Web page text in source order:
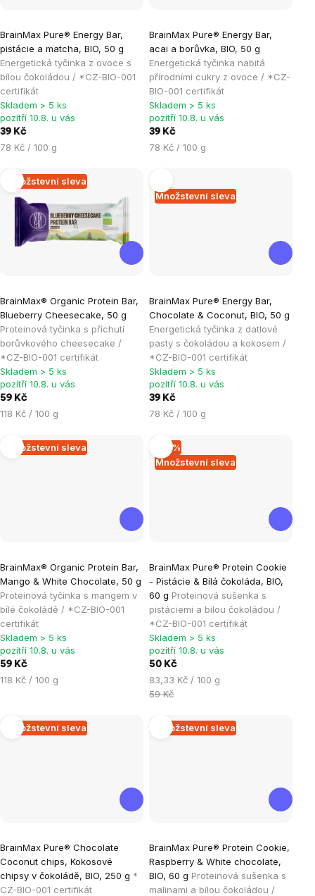
BrainMax Pure® Energy Bar,
pistácie a matcha, BIO, 50 g
Energetická tyčinka z ovoce s
bílou čokoládou / *CZ-BIO-001
certifikát
hodnocení
produktu
je
5,0
z
5
hvězdiček.
Skladem > 5 ks
pozítří 10.8. u vás
39 Kč
Měrná
78 Kč / 100 g
BrainMax Pure® Energy Bar,
acai a borůvka, BIO, 50 g
Energetická tyčinka nabitá
přírodními cukry z ovoce / *CZ-
BIO-001 certifikát
hodnocení
produktu
je
4,8
z
5
hvězdiček.
Skladem > 5 ks
pozítří 10.8. u vás
39 Kč
Měrná
78 Kč / 100 g
Množstevní sleva
BrainMax® Organic Protein Bar,
Blueberry Cheesecake, 50 g
Proteinová tyčinka s příchutí
borůvkového cheesecake /
*CZ-BIO-001 certifikát
hodnocení
produktu
je
5,0
z
5
hvězdiček.
Skladem > 5 ks
pozítří 10.8. u vás
59 Kč
Měrná
118 Kč / 100 g
Množstevní sleva
BrainMax Pure® Energy Bar,
Chocolate & Coconut, BIO, 50 g
Energetická tyčinka z datlové
pasty s čokoládou a kokosem /
*CZ-BIO-001 certifikát
hodnocení
produktu
je
0,0
z
5
hvězdiček.
Skladem > 5 ks
pozítří 10.8. u vás
39 Kč
Měrná
78 Kč / 100 g
Množstevní sleva
BrainMax® Organic Protein Bar,
Mango & White Chocolate, 50 g
Proteinová tyčinka s mangem v
bílé čokoládě / *CZ-BIO-001
certifikát
hodnocení
produktu
je
5,0
z
5
hvězdiček.
Skladem > 5 ks
pozítří 10.8. u vás
59 Kč
Měrná
118 Kč / 100 g
Množstevní sleva
–15 %
BrainMax Pure® Protein Cookie
- Pistácie & Bílá čokoláda, BIO,
60 g Proteinová sušenka s
pistáciemi a bílou čokoládou /
*CZ-BIO-001 certifikát
hodnocení
produktu
je
4,9
z
5
hvězdiček.
Skladem > 5 ks
pozítří 10.8. u vás
50 Kč
Měrná
cena:
83,33 Kč / 100 g
59 Kč
Množstevní sleva
BrainMax Pure® Chocolate
Coconut chips, Kokosové
chipsy v čokoládě, BIO, 250 g *
CZ-BIO-001 certifikát
hodnocení
produktu
je
Množstevní sleva
BrainMax Pure® Protein Cookie,
Raspberry & White chocolate,
BIO, 60 g Proteinová sušenka s
malinami a bílou čokoládou /
hodnocení
produktu
je